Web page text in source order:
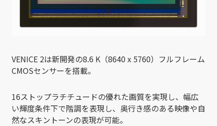
VENICE 2は新開発の8.6 K（8640 x 5760）フルフレーム
CMOSセンサーを搭載。
16ストップラチチュードの優れた画質を実現し、幅広
い輝度条件下で階調を表現し、奥行き感のある映像や自
然なスキントーンの表現が可能。